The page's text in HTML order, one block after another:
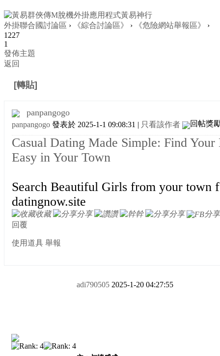
外掛聯合國討論區 › 《綜合討論區》 › 《危險網站舉報區》
›
1227
1
發佈主題
返回
[轉貼]
panpangogo
panpangogo 發表於 2025-1-1 09:08:31 | 只看該作者
Casual Dating Made Simple: Find Your
Easy in Your Town
Search Beautiful Girls from your town
datingnow.site
收藏 分享 讚 幹 分享
分享
回覆
使用道具 舉報
adi790505 2025-1-20 04:27:55